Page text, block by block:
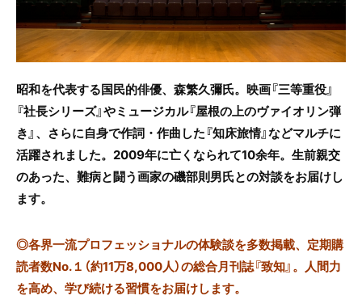
昭和を代表する国民的俳優、森繁久彌氏。映画『三等重役』
『社長シリーズ』やミュージカル『屋根の上のヴァイオリン弾
き』、さらに自身で作詞・作曲した『知床旅情』などマルチに
活躍されました。2009年に亡くなられて10余年。生前親交
のあった、難病と闘う画家の磯部則男氏との対談をお届けし
ます。
◎各界一流プロフェッショナルの体験談を多数掲載、定期購
読者数No.１（約11万8,000人）の総合月刊誌『致知』。人間力
を高め、学び続ける習慣をお届けします。